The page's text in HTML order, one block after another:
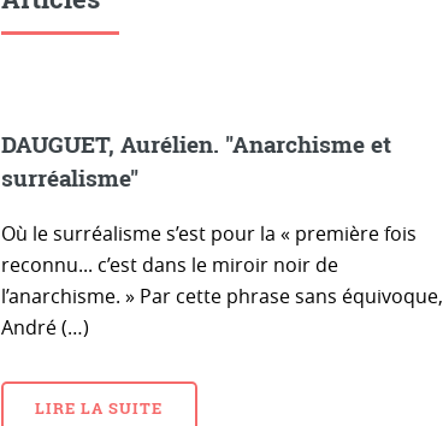
DAUGUET, Aurélien. "Anarchisme et
surréalisme"
Où le surréalisme s’est pour la « première fois
reconnu... c’est dans le miroir noir de
l’anarchisme. » Par cette phrase sans équivoque,
André (…)
LIRE LA SUITE